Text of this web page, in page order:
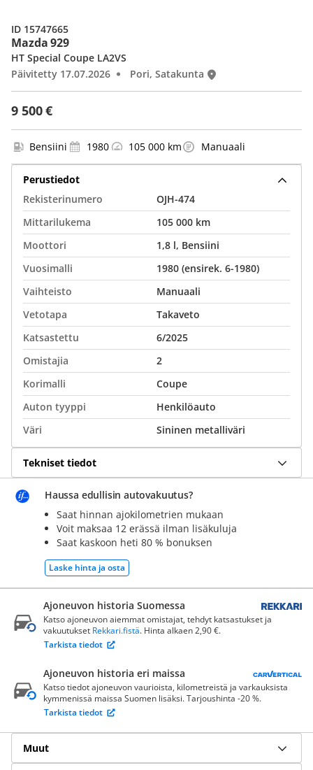
Mazda 929
9 500 €
HT Special Coupe LA2VS
Päivitetty 17.07.2026
Pori, Satakunta
ID 15747665
Bensiini 1980 105 000 km Manuaali
Perustiedot
Rekisterinumero
OJH-474
Mittarilukema
105 000 km
Moottori
1,8 l, Bensiini
Vuosimalli
1980 (ensirek. 6-1980)
Vaihteisto
Manuaali
Vetotapa
Takaveto
Katsastettu
6/2025
Omistajia
2
Korimalli
Coupe
Auton tyyppi
Henkilöauto
Väri
Sininen metalliväri
Tekniset tiedot
Haussa edullisin autovakuutus?
Saat hinnan ajokilometrien mukaan
Voit maksaa 12 erässä ilman lisäkuluja
Saat kaskoon heti 80 % bonuksen
Laske hinta ja osta
Ajoneuvon historia Suomessa
Katso ajoneuvon aiemmat omistajat, tehdyt katsastukset ja
vakuutukset Rekkari.fistä. Hinta alkaen 2,90 €.
Tarkista tiedot
Ajoneuvon historia eri maissa
Katso tiedot ajoneuvon vaurioista, kilometreistä ja varkauksista
kymmenissä maissa Suomen lisäksi. Tarjoushinta -20 %.
Tarkista tiedot
Muut